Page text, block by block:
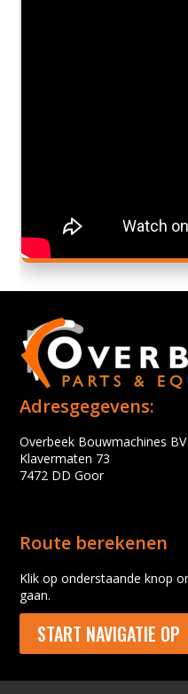
Adresgegevens:
Overbeek Bouwmachines BV
Klavermaten 73
7472 DD Goor
Route berekenen
Klik op onderstaande knop
gaan.
START NAVIGATIE OP